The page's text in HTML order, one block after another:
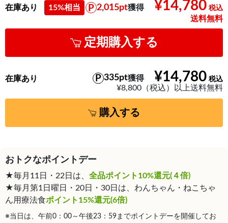
¥14,780
送料無料
15%相当 2,015pt獲得
在庫あり
定期購入する
¥14,780
335pt獲得
¥8,800（税込）以上送料無料
在庫あり
購入する
おトクなポイントデー
★毎月11日・22日は、 全品ポイント10%還元(４倍)
★毎月第1日曜日・20日・30日は、わんちゃん・ねこちゃ
ん用療法食ポイント15%還元(6倍)
※当日は、午前0：00～午後23：59までポイントデーを開催してお